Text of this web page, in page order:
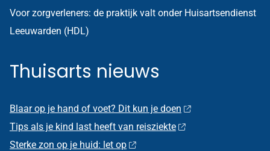
Voor zorgverleners: de praktijk valt onder Huisartsendienst
Leeuwarden (HDL)
Thuisarts nieuws
Blaar op je hand of voet? Dit kun je doen
Tips als je kind last heeft van reisziekte
Sterke zon op je huid: let op